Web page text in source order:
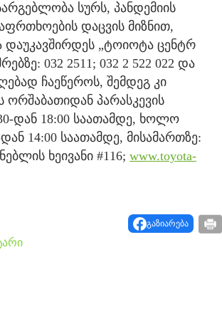
სურს, პანდემიის
დაცვის მიზნით,
დაუკავშირდეს „ტოიოტა ცენტრ
032 2511; 032 2 522 022 და
ჩაეწეროს, შემდეგ კი
ორშაბათიდან პარასკევის
დან 18:00 საათამდე, ხოლო
14:00 საათამდე, მისამართზე:
ხეივანი #116; www.toyota-
გაზიარება